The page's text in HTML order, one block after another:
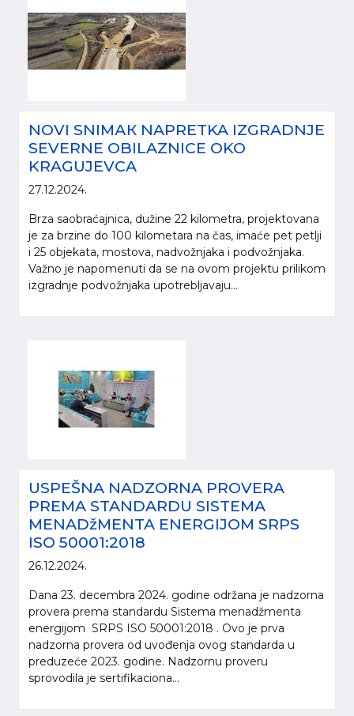
NOVI SNIMАК NAPRETKA IZGRADNJE
SEVERNE OBILAZNICE OKO
KRAGUJEVCA
27.12.2024.
Brza saobraćajnica, dužine 22 kilometra, projektovana
je za brzine do 100 kilometara na čas, imaće pet petlji
i 25 objekata, mostova, nadvožnjaka i podvožnjaka.
Važno je napomenuti da se na ovom projektu prilikom
izgradnje podvožnjaka upotrebljavaju...
USPEŠNA NADZORNA PROVERA
PREMA STANDARDU SISTEMA
MENADžMENTA ENERGIJOM SRPS
ISO 50001:2018
26.12.2024.
Dana 23. decembra 2024. godine održana je nadzorna
provera prema standardu Sistema menadžmenta
energijom SRPS ISO 50001:2018 . Ovo je prva
nadzorna provera od uvođenja ovog standarda u
preduzeće 2023. godine. Nadzornu proveru
sprovodila je sertifikaciona...